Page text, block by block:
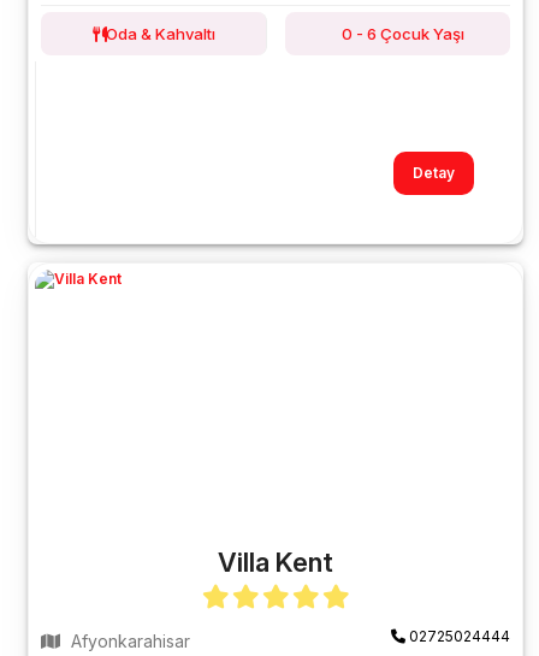
Oda & Kahvaltı 0 - 6 Çocuk Yaşı
Detay
Villa Kent
Afyonkarahisar 02725024444